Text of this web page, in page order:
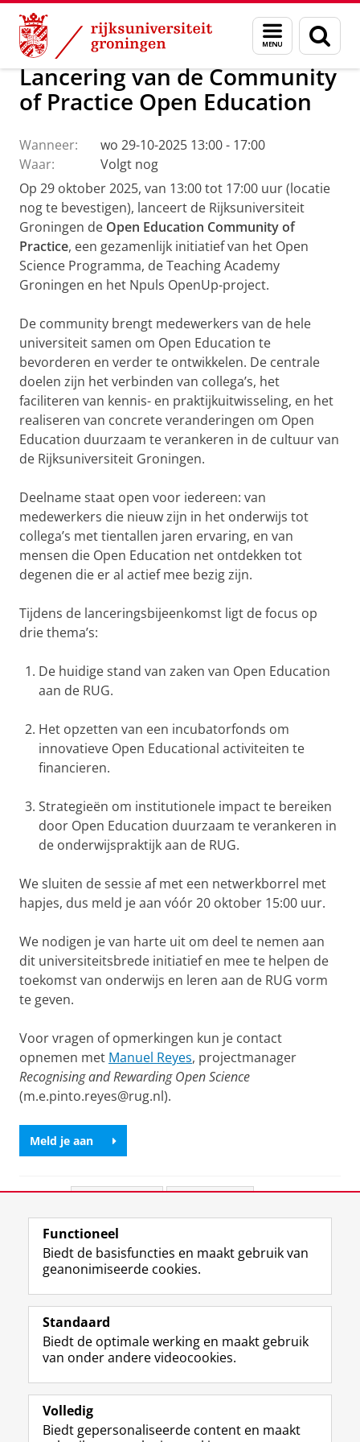
Skip
Content
Skip
Navigation
Menu
en
zoeken
Onderzoek Open Science
Lancering van de Community
of Practice Open Education
Wanneer:
wo 29-10-2025 13:00 - 17:00
Waar:
Volgt nog
Op 29 oktober 2025, van 13:00 tot 17:00 uur (locatie
nog te bevestigen), lanceert de Rijksuniversiteit
Groningen de Open Education Community of
Practice, een gezamenlijk initiatief van het Open
Science Programma, de Teaching Academy
Groningen en het Npuls OpenUp-project.
De community brengt medewerkers van de hele
universiteit samen om Open Education te
bevorderen en verder te ontwikkelen. De centrale
doelen zijn het verbinden van collega’s, het
faciliteren van kennis- en praktijkuitwisseling, en het
realiseren van concrete veranderingen om Open
Education duurzaam te verankeren in de cultuur van
de Rijksuniversiteit Groningen.
Deelname staat open voor iedereen: van
medewerkers die nieuw zijn in het onderwijs tot
collega’s met tientallen jaren ervaring, en van
mensen die Open Education net ontdekken tot
degenen die er al actief mee bezig zijn.
Tijdens de lanceringsbijeenkomst ligt de focus op
drie thema’s:
De huidige stand van zaken van Open Education
aan de RUG.
Het opzetten van een incubatorfonds om
innovatieve Open Educational activiteiten te
financieren.
Strategieën om institutionele impact te bereiken
door Open Education duurzaam te verankeren in
de onderwijspraktijk aan de RUG.
We sluiten de sessie af met een netwerkborrel met
hapjes, dus meld je aan vóór 20 oktober 15:00 uur.
We nodigen je van harte uit om deel te nemen aan
dit universiteitsbrede initiatief en mee te helpen de
toekomst van onderwijs en leren aan de RUG vorm
te geven.
Voor vragen of opmerkingen kun je contact
opnemen met Manuel Reyes, projectmanager
Recognising and Rewarding Open Science
(m.e.pinto.reyes@rug.nl).
Meld je aan
View this page in:English
Volg de RUG
F
a
e
b
o
p
L
i
k
e
I
-
R
S
-
f
e
R
I
n
t
r
m
Y
o
T
e
k
Studiekiezers
Alumni
Over ons
Functioneel
Biedt de basisfuncties en maakt gebruik van
geanonimiseerde cookies.
Standaard
Biedt de optimale werking en maakt gebruik
van onder andere videocookies.
Volledig
Biedt gepersonaliseerde content en maakt